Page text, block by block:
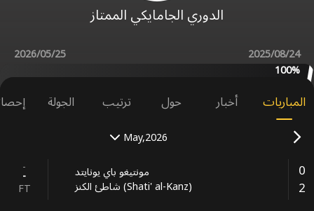
الدوري الجامايكي الممتاز
2025/08/24
2026/05/25
100‎%‎
المباريات أخبار حول ترتيب الجولة
May,2026
--
FT
مونتيغو باي يونايتد
شاطئ الكنز (Shati' al-Kanz)
0
2